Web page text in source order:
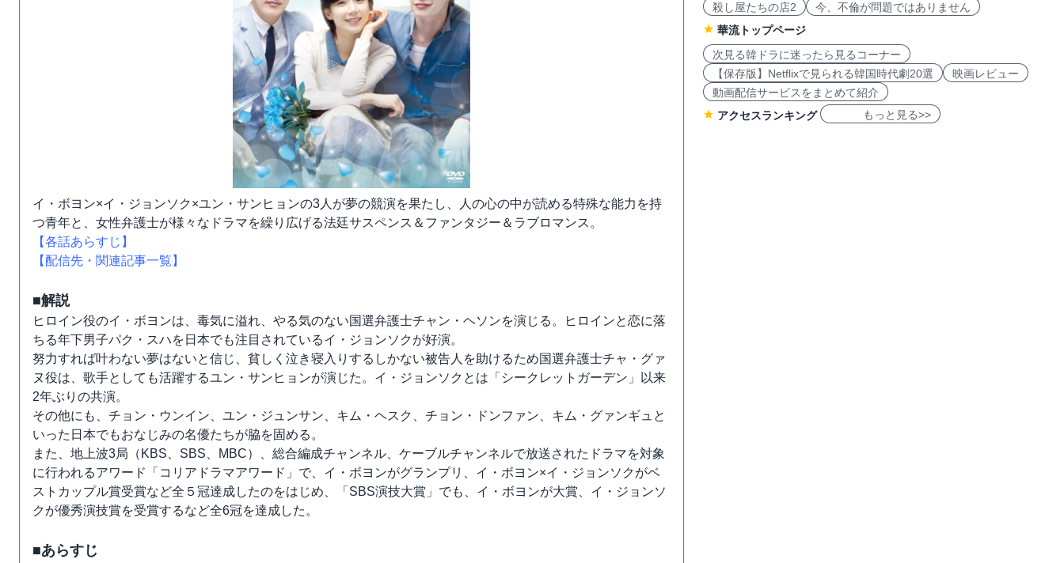
イ・ボヨン×イ・ジョンソク×ユン・サンヒョンの3人が夢の競演を果たし、人の心の中が読める特殊な能力を持
つ青年と、女性弁護士が様々なドラマを繰り広げる法廷サスペンス＆ファンタジー＆ラブロマンス。
【各話あらすじ】
【配信先・関連記事一覧】
■解説
ヒロイン役のイ・ボヨンは、毒気に溢れ、やる気のない国選弁護士チャン・ヘソンを演じる。ヒロインと恋に落
ちる年下男子パク・スハを日本でも注目されているイ・ジョンソクが好演。
努力すれば叶わない夢はないと信じ、貧しく泣き寝入りするしかない被告人を助けるため国選弁護士チャ・グァ
ヌ役は、歌手としても活躍するユン・サンヒョンが演じた。イ・ジョンソクとは「シークレットガーデン」以来
2年ぶりの共演。
その他にも、チョン・ウンイン、ユン・ジュンサン、キム・ヘスク、チョン・ドンファン、キム・グァンギュと
いった日本でもおなじみの名優たちが脇を固める。
また、地上波3局（KBS、SBS、MBC）、総合編成チャンネル、ケーブルチャンネルで放送されたドラマを対象
に行われるアワード「コリアドラマアワード」で、イ・ボヨンがグランプリ、イ・ボヨン×イ・ジョンソクがベ
ストカップル賞受賞など全５冠達成したのをはじめ、「SBS演技大賞」でも、イ・ボヨンが大賞、イ・ジョンソ
クが優秀演技賞を受賞するなど全6冠を達成した。
■あらすじ
殺し屋たちの店2
今、不倫が問題ではありません
華流トップページ
次見る韓ドラに迷ったら見るコーナー
【保存版】Netflixで見られる韓国時代劇20選
映画レビュー
動画配信サービスをまとめて紹介
アクセスランキング
もっと見る>>